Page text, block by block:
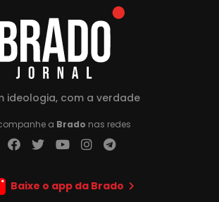
ideologia, com a verdade
a Brado nas redes
Baixe o app da Brado